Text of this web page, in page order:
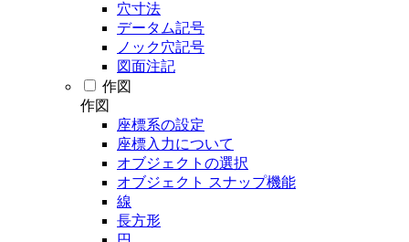
穴寸法
データム記号
ノック穴記号
図面注記
作図
作図
座標系の設定
座標入力について
オブジェクトの選択
オブジェクト スナップ機能
線
長方形